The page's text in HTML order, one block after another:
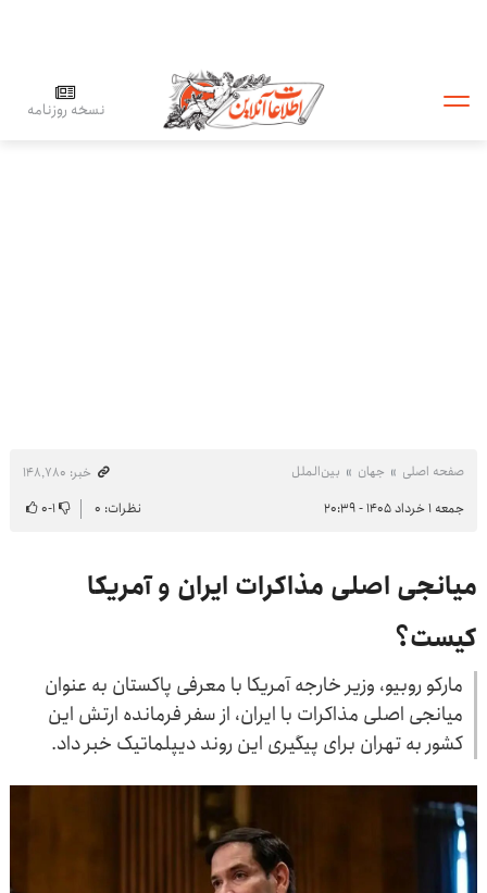
نسخه روزنامه
صفحه اصلی جهان بین‌الملل
خبر: ۱۴۸٬۷۸۰
جمعه ۱ خرداد ۱۴۰۵ - ۲۰:۳۹
نظرات: ۰ ۱-۰
میانجی اصلی مذاکرات ایران و آمریکا
کیست؟
مارکو روبیو، وزیر خارجه آمریکا با معرفی پاکستان به عنوان
میانجی اصلی مذاکرات با ایران، از سفر فرمانده ارتش این
کشور به تهران برای پیگیری این روند دیپلماتیک خبر داد.